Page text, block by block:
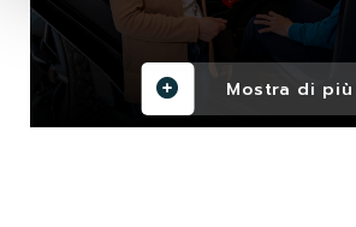
Mostra di più